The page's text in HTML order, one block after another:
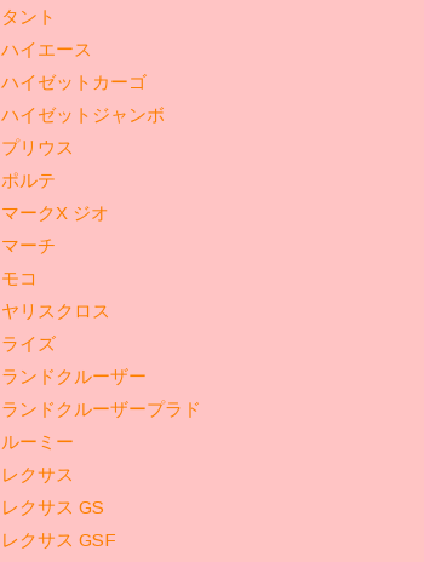
タント
ハイエース
ハイゼットカーゴ
ハイゼットジャンボ
プリウス
ポルテ
マークX ジオ
マーチ
モコ
ヤリスクロス
ライズ
ランドクルーザー
ランドクルーザープラド
ルーミー
レクサス
レクサス GS
レクサス GSF